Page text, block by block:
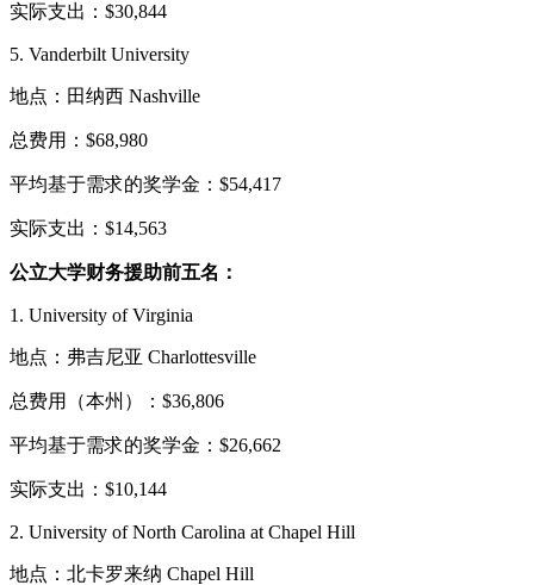
实际支出：$30,844
5. Vanderbilt University
地点：田纳西 Nashville
总费用：$68,980
平均基于需求的奖学金：$54,417
实际支出：$14,563
公立大学财务援助前五名：
1. University of Virginia
地点：弗吉尼亚 Charlottesville
总费用（本州）：$36,806
平均基于需求的奖学金：$26,662
实际支出：$10,144
2. University of North Carolina at Chapel Hill
地点：北卡罗来纳 Chapel Hill